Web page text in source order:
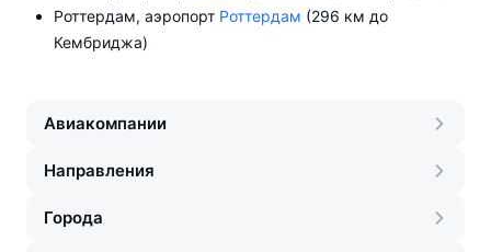
Роттердам, аэропорт Роттердам (296 км до
Кембриджа)
Авиакомпании
Направления
Города